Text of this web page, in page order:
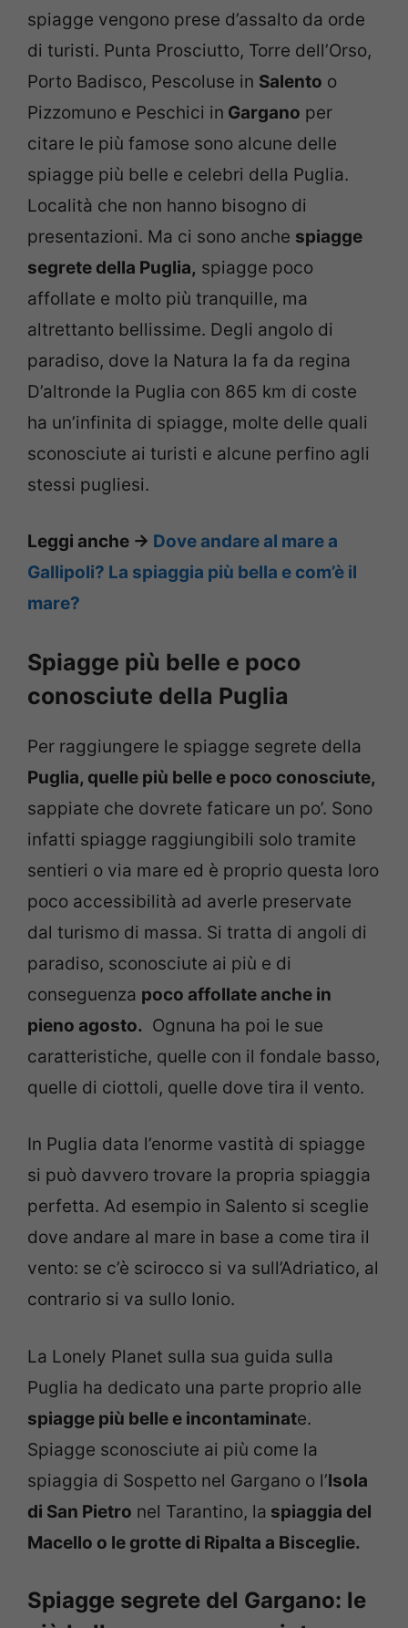
spiagge vengono prese d’assalto da orde
di turisti. Punta Prosciutto, Torre dell’Orso,
Porto Badisco, Pescoluse in Salento o
Pizzomuno e Peschici in Gargano per
citare le più famose sono alcune delle
spiagge più belle e celebri della Puglia.
Località che non hanno bisogno di
presentazioni. Ma ci sono anche spiagge
segrete della Puglia, spiagge poco
affollate e molto più tranquille, ma
altrettanto bellissime. Degli angolo di
paradiso, dove la Natura la fa da regina
D’altronde la Puglia con 865 km di coste
ha un’infinita di spiagge, molte delle quali
sconosciute ai turisti e alcune perfino agli
stessi pugliesi.
Leggi anche -> Dove andare al mare a
Gallipoli? La spiaggia più bella e com’è il
mare?
Spiagge più belle e poco
conosciute della Puglia
Per raggiungere le spiagge segrete della
Puglia, quelle più belle e poco conosciute,
sappiate che dovrete faticare un po’. Sono
infatti spiagge raggiungibili solo tramite
sentieri o via mare ed è proprio questa loro
poco accessibilità ad averle preservate
dal turismo di massa. Si tratta di angoli di
paradiso, sconosciute ai più e di
conseguenza poco affollate anche in
pieno agosto. Ognuna ha poi le sue
caratteristiche, quelle con il fondale basso,
quelle di ciottoli, quelle dove tira il vento.
In Puglia data l’enorme vastità di spiagge
si può davvero trovare la propria spiaggia
perfetta. Ad esempio in Salento si sceglie
dove andare al mare in base a come tira il
vento: se c’è scirocco si va sull’Adriatico, al
contrario si va sullo Ionio.
La Lonely Planet sulla sua guida sulla
Puglia ha dedicato una parte proprio alle
spiagge più belle e incontaminate.
Spiagge sconosciute ai più come la
spiaggia di Sospetto nel Gargano o l’Isola
di San Pietro nel Tarantino, la spiaggia del
Macello o le grotte di Ripalta a Bisceglie.
Spiagge segrete del Gargano: le